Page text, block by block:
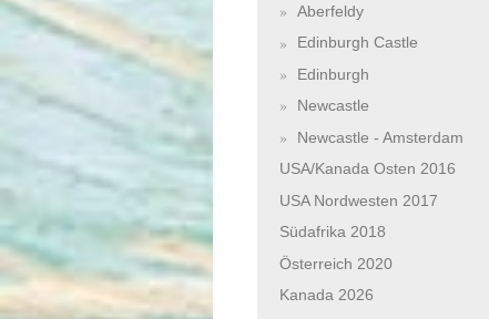
Aberfeldy
Edinburgh Castle
Edinburgh
Newcastle
Newcastle - Amsterdam
USA/Kanada Osten 2016
USA Nordwesten 2017
Südafrika 2018
Österreich 2020
Kanada 2026